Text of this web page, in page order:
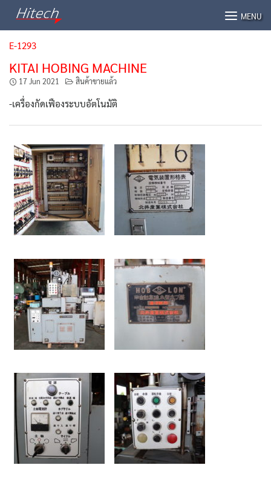
MENU
E-1293
KITAI HOBING MACHINE
17 Jun 2021 สินค้าขายแล้ว
-เครื่องกัดเฟืองระบบอัตโนมัติ